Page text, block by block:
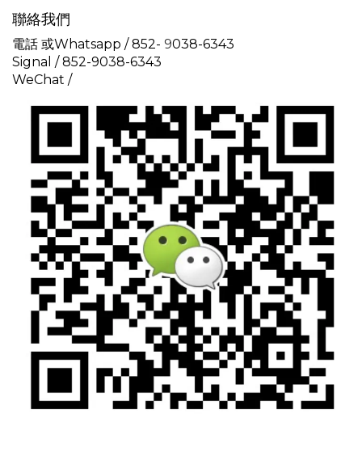
聯絡我們
電話 或Whatsapp / 852- 9038-6343
Signal /852-9038-6343
WeChat /